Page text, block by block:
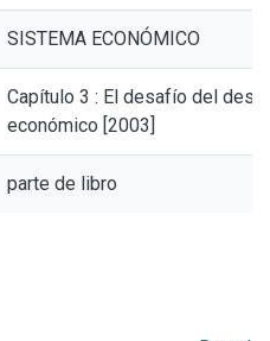
SISTEMA ECONÓMICO
Capítulo 3 : El desafío del
económico [2003]
parte de libro